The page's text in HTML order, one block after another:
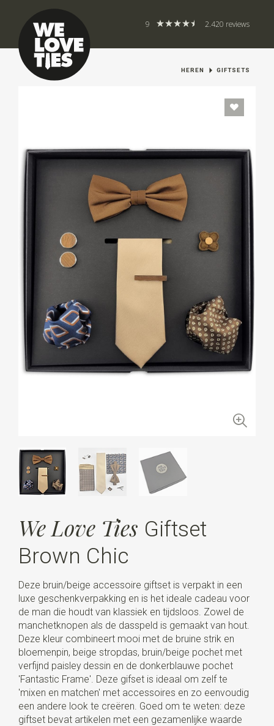
9 2.420 reviews
HEREN GIFTSETS
We Love Ties Giftset
Brown Chic
Deze bruin/beige accessoire giftset is verpakt in een
luxe geschenkverpakking en is het ideale cadeau voor
de man die houdt van klassiek en tijdsloos. Zowel de
manchetknopen als de dasspeld is gemaakt van hout.
Deze kleur combineert mooi met de bruine strik en
bloemenpin, beige stropdas, bruin/beige pochet met
verfijnd paisley dessin en de donkerblauwe pochet
'Fantastic Frame'. Deze gifset is ideaal om zelf te
'mixen en matchen' met accessoires en zo eenvoudig
een andere look te creëren. Goed om te weten: deze
giftset bevat artikelen met een gezamenlijke waarde